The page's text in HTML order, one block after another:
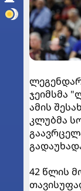
ჯეიმსმა
ამის
კლუბმა
42 წლის